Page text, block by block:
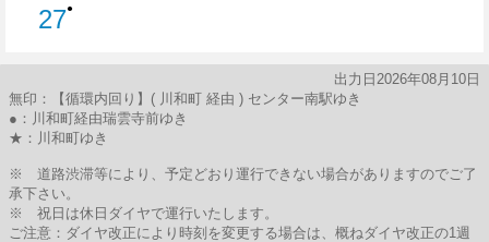
27●
出力日2026年08月10日
無印：【循環内回り】( 川和町 経由 ) センター南駅ゆき
●：川和町経由瑞雲寺前ゆき
★：川和町ゆき
※ 道路渋滞等により、予定どおり運行できない場合がありますのでご了
承下さい。
※ 祝日は休日ダイヤで運行いたします。
ご注意：ダイヤ改正により時刻を変更する場合は、概ねダイヤ改正の1週